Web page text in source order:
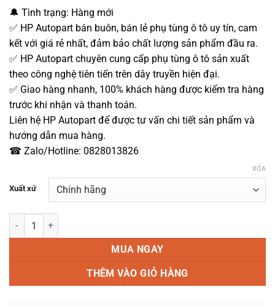
🔔 Tình trạng: Hàng mới
✅ HP Autopart bán buôn, bán lẻ phụ tùng ô tô uy tín, cam
kết với giá rẻ nhất, đảm bảo chất lượng sản phẩm đầu ra.
✅ HP Autopart chuyên cung cấp phụ tùng ô tô sản xuất
theo công nghệ tiên tiến trên dây truyền hiện đại.
✅ Giao hàng nhanh, 100% khách hàng được kiểm tra hàng
trước khi nhận và thanh toán.
Liên hệ HP Autopart để được tư vấn chi tiết sản phẩm và
hướng dẫn mua hàng.
☎ Zalo/Hotline: 0828013826
Xuất xứ
XÓA
Thước lái Accent Chính hãng 2018-2023 số lượng
MUA NGAY
THÊM VÀO GIỎ HÀNG